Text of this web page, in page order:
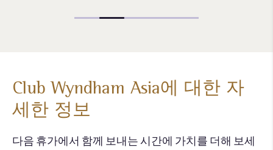
Club Wyndham Asia에 대한 자
세한 정보
다음 휴가에서 함께 보내는 시간에 가치를 더해 보세